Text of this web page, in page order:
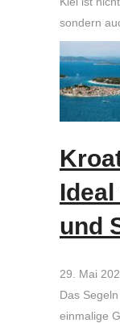
sondern
und
29. Mai
Das
einmalige